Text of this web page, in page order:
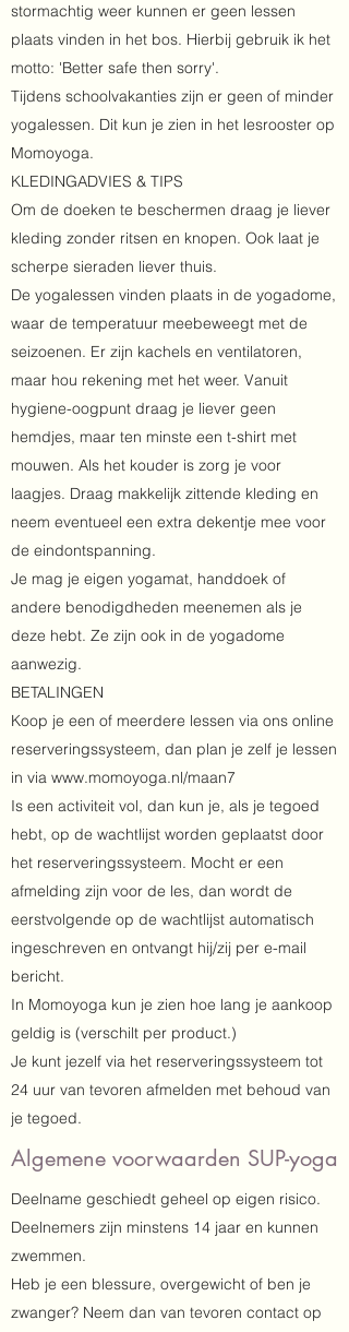
stormachtig weer kunnen er geen lessen
plaats vinden in het bos. Hierbij gebruik ik het
motto: 'Better safe then sorry'.
Tijdens schoolvakanties zijn er geen of minder
yogalessen. Dit kun je zien in het lesrooster op
Momoyoga.
KLEDINGADVIES & TIPS
Om de doeken te beschermen draag je liever
kleding zonder ritsen en knopen. Ook laat je
scherpe sieraden liever thuis.
De yogalessen vinden plaats in de yogadome,
waar de temperatuur meebeweegt met de
seizoenen. Er zijn kachels en ventilatoren,
maar hou rekening met het weer. Vanuit
hygiene-oogpunt draag je liever geen
hemdjes, maar ten minste een t-shirt met
mouwen. Als het kouder is zorg je voor
laagjes. Draag makkelijk zittende kleding en
neem eventueel een extra dekentje mee voor
de eindontspanning.
Je mag je eigen yogamat, handdoek of
andere benodigdheden meenemen als je
deze hebt. Ze zijn ook in de yogadome
aanwezig.
BETALINGEN
Koop je een of meerdere lessen via ons online
reserveringssysteem, dan plan je zelf je lessen
in via www.momoyoga.nl/maan7
Is een activiteit vol, dan kun je, als je tegoed
hebt, op de wachtlijst worden geplaatst door
het reserveringssysteem. Mocht er een
afmelding zijn voor de les, dan wordt de
eerstvolgende op de wachtlijst automatisch
ingeschreven en ontvangt hij/zij per e-mail
bericht.
In Momoyoga kun je zien hoe lang je aankoop
geldig is (verschilt per product.)
Je kunt jezelf via het reserveringssysteem tot
24 uur van tevoren afmelden met behoud van
je tegoed.
Algemene voorwaarden SUP-yoga
Deelname geschiedt geheel op eigen risico.
Deelnemers zijn minstens 14 jaar en kunnen
zwemmen.
Heb je een blessure, overgewicht of ben je
zwanger? Neem dan van tevoren contact op